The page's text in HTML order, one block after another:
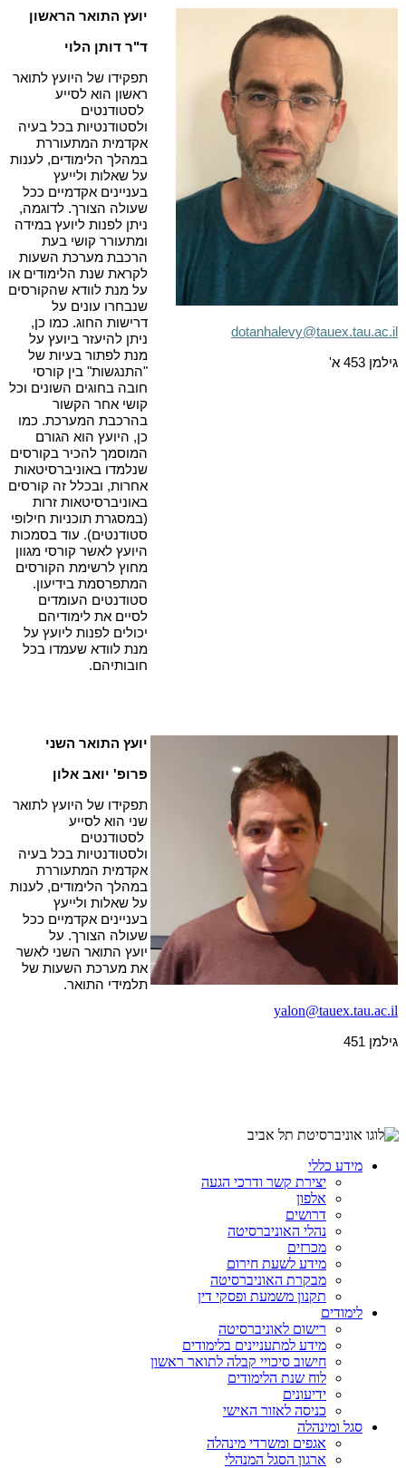
dotanhalevy@tauex.tau.ac.il
גילמן 453 א'
יועץ התואר הראשון
ד"ר דותן הלוי
תפקידו של היועץ לתואר
ראשון הוא לסייע
לסטודנטים
ולסטודנטיות בכל בעיה
אקדמית המתעוררת
במהלך הלימודים, לענות
על שאלות ולייעץ
בעניינים אקדמיים ככל
שעולה הצורך. לדוגמה,
ניתן לפנות ליועץ במידה
ומתעורר קושי בעת
הרכבת מערכת השעות
לקראת שנת הלימודים או
על מנת לוודא שהקורסים
שנבחרו עונים על
דרישות החוג. כמו כן,
ניתן להיעזר ביועץ על
מנת לפתור בעיות של
"התנגשות" בין קורסי
חובה בחוגים השונים וכל
קושי אחר הקשור
בהרכבת המערכת. כמו
כן, היועץ הוא הגורם
המוסמך להכיר בקורסים
שנלמדו באוניברסיטאות
אחרות, ובכלל זה קורסים
באוניברסיטאות זרות
(במסגרת תוכניות חילופי
סטודנטים). עוד בסמכות
היועץ לאשר קורסי מגוון
מחוץ לרשימת הקורסים
המתפרסמת בידיעון.
סטודנטים העומדים
לסיים את לימודיהם
יכולים לפנות ליועץ על
מנת לוודא שעמדו בכל
חובותיהם.
yalon@tauex.tau.ac.il
גילמן 451
יועץ התואר השני
פרופ' יואב אלון
תפקידו של היועץ לתואר
שני הוא לסייע
לסטודנטים
ולסטודנטיות בכל בעיה
אקדמית המתעוררת
במהלך הלימודים, לענות
על שאלות ולייעץ
בעניינים אקדמיים ככל
שעולה הצורך. על
יועץ התואר השני לאשר
את מערכת השעות של
תלמידי התואר.
מידע כללי
יצירת קשר ודרכי הגעה
אלפון
דרושים
נהלי האוניברסיטה
מכרזים
מידע לשעת חירום
מבקרת האוניברסיטה
תקנון משמעת ופסקי דין
לימודים
רישום לאוניברסיטה
מידע למתעניינים בלימודים
חישוב סיכויי קבלה לתואר ראשון
לוח שנת הלימודים
ידיעונים
כניסה לאזור האישי
סגל ומינהלה
אגפים ומשרדי מינהלה
ארגון הסגל המנהלי